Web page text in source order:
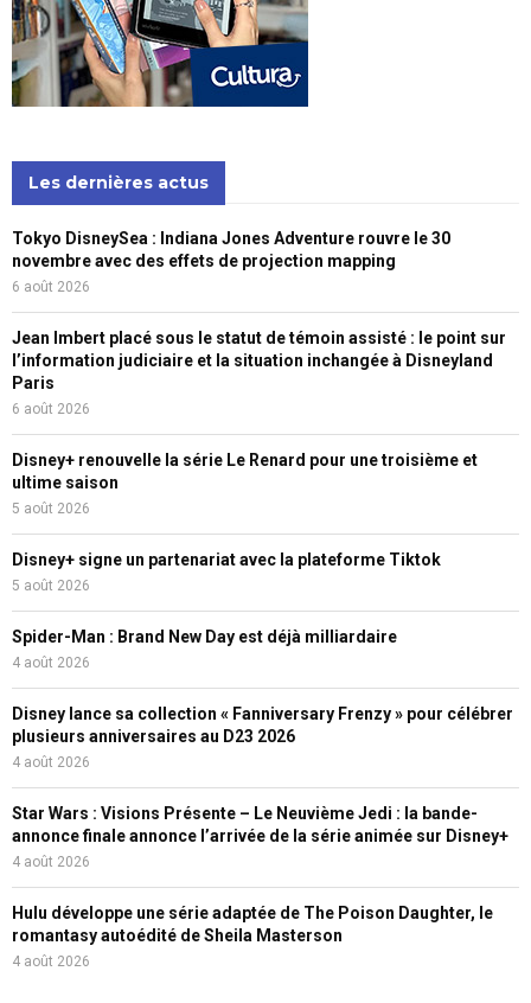
Les dernières actus
Tokyo DisneySea : Indiana Jones Adventure rouvre le 30
novembre avec des effets de projection mapping
6 août 2026
Jean Imbert placé sous le statut de témoin assisté : le point sur
l’information judiciaire et la situation inchangée à Disneyland
Paris
6 août 2026
Disney+ renouvelle la série Le Renard pour une troisième et
ultime saison
5 août 2026
Disney+ signe un partenariat avec la plateforme Tiktok
5 août 2026
Spider-Man : Brand New Day est déjà milliardaire
4 août 2026
Disney lance sa collection « Fanniversary Frenzy » pour célébrer
plusieurs anniversaires au D23 2026
4 août 2026
Star Wars : Visions Présente – Le Neuvième Jedi : la bande-
annonce finale annonce l’arrivée de la série animée sur Disney+
4 août 2026
Hulu développe une série adaptée de The Poison Daughter, le
romantasy autoédité de Sheila Masterson
4 août 2026